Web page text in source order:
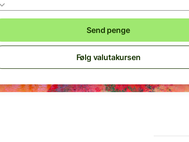
Send penge
Følg valutakursen